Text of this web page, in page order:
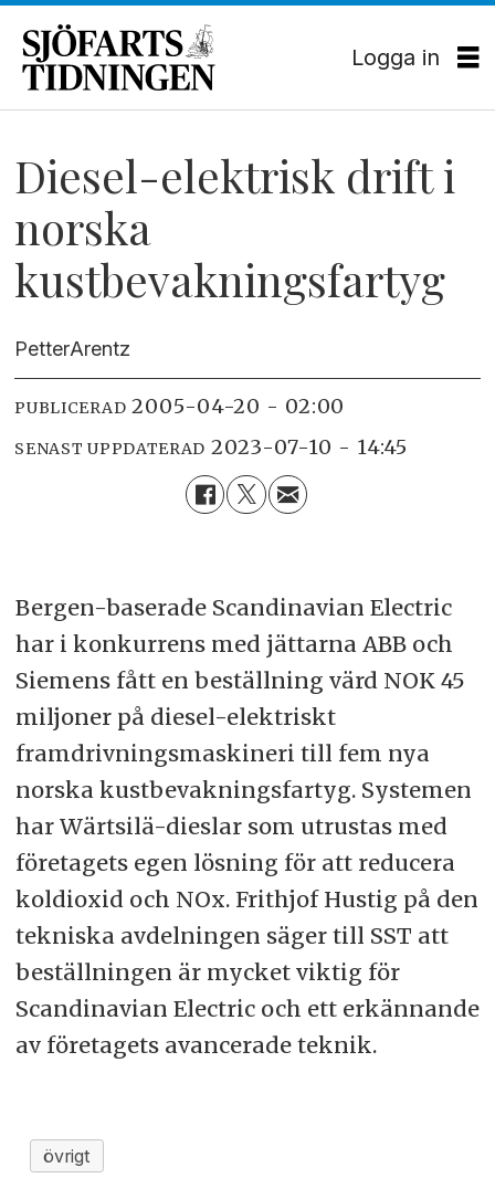
Logga in
Diesel-elektrisk drift i
norska
kustbevakningsfartyg
PetterArentz
PUBLICERAD 2005-04-20 - 02:00
SENAST UPPDATERAD 2023-07-10 - 14:45
Bergen-baserade Scandinavian Electric
har i konkurrens med jättarna ABB och
Siemens fått en beställning värd NOK 45
miljoner på diesel-elektriskt
framdrivningsmaskineri till fem nya
norska kustbevakningsfartyg. Systemen
har Wärtsilä-dieslar som utrustas med
företagets egen lösning för att reducera
koldioxid och NOx. Frithjof Hustig på den
tekniska avdelningen säger till SST att
beställningen är mycket viktig för
Scandinavian Electric och ett erkännande
av företagets avancerade teknik.
övrigt